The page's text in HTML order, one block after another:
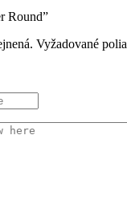
Round”
Vyžadované